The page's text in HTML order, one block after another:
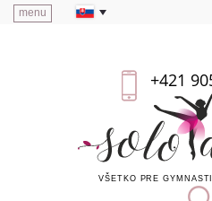
menu
+421
VŠETKO PRE